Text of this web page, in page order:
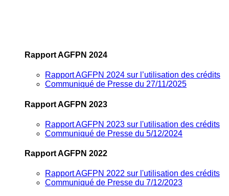
Rapport AGFPN 2024
Rapport AGFPN 2024 sur l’utilisation des crédits
Communiqué de Presse du 27/11/2025
Rapport AGFPN 2023
Rapport AGFPN 2023 sur l'utilisation des crédits
Communiqué de Presse du 5/12/2024
Rapport AGFPN 2022
Rapport AGFPN 2022 sur l'utilisation des crédits
Communiqué de Presse du 7/12/2023